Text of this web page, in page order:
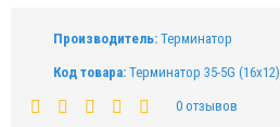
Производитель: Терминатор
Код товара: Терминатор 35-5G (16х12)
0 отзывов